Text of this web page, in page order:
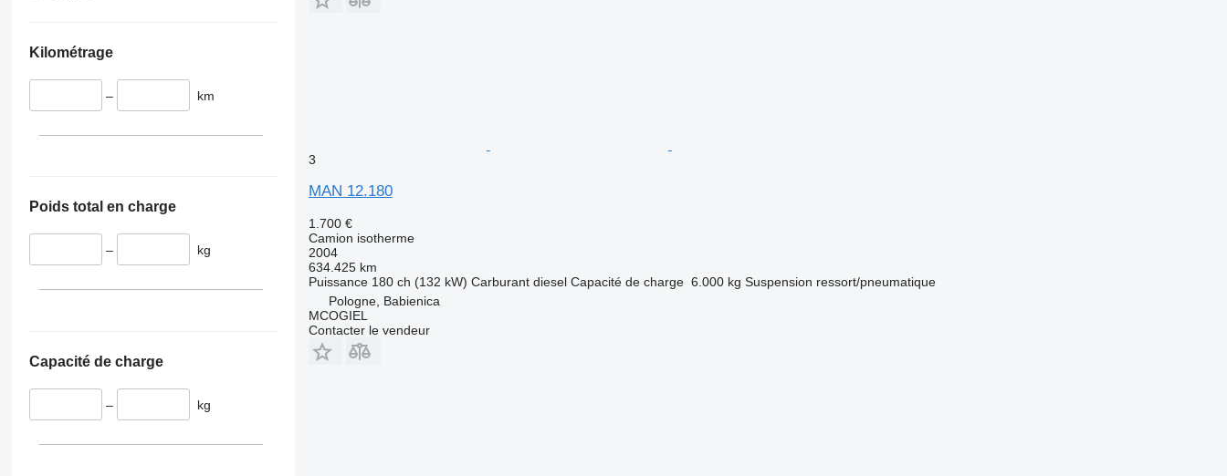
Kilométrage
– km
Poids total en charge
– kg
Capacité de charge
– kg
3
MAN 12.180
1.700 €
Camion isotherme
2004
634.425 km
Puissance 180 ch (132 kW) Carburant diesel Capacité de charge 6.000 kg Suspension ressort/pneumatique
Pologne, Babienica
MCOGIEL
Contacter le vendeur